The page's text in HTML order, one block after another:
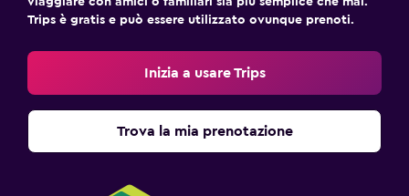
Trips è gratis e può essere utilizzato ovunque prenoti.
Inizia a usare Trips
Trova la mia prenotazione